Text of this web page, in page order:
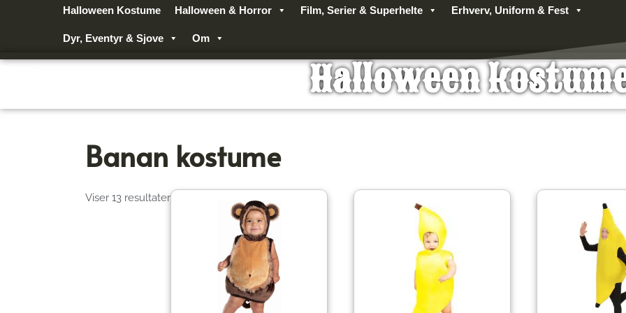
Halloween Kostume Halloween & Horror Film, Serier & Superhelte Erhverv, Uniform & Fest
Dyr, Eventyr & Sjove Om
Halloween
Banan kostume
Viser 13 resultater